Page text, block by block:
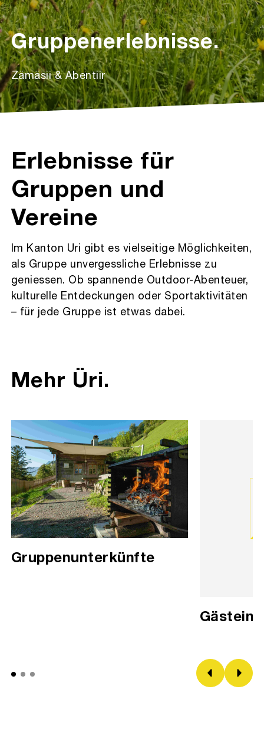
Gruppenerlebnisse.
Zämäsii & Abentiir
Erlebnisse für
Gruppen und
Vereine
Im Kanton Uri gibt es vielseitige Möglichkeiten,
als Gruppe unvergessliche Erlebnisse zu
geniessen. Ob spannende Outdoor-Abenteuer,
kulturelle Entdeckungen oder Sportaktivitäten
– für jede Gruppe ist etwas dabei.
Mehr Üri.
Gruppenunterkünfte